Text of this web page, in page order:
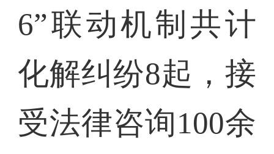
6”联动机制共计
化解纠纷8起，接
受法律咨询100余